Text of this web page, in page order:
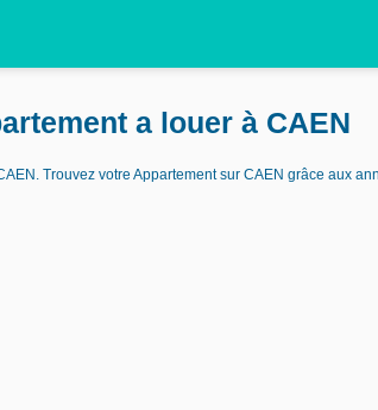
a louer à CAEN
Trouvez votre Appartement sur CAEN grâce aux